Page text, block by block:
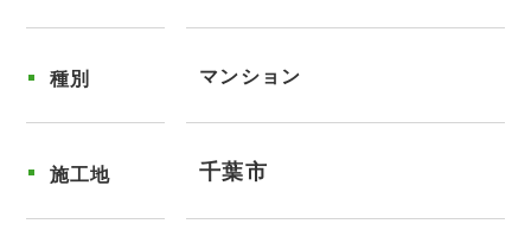
種別 マンション
施工地 千葉市